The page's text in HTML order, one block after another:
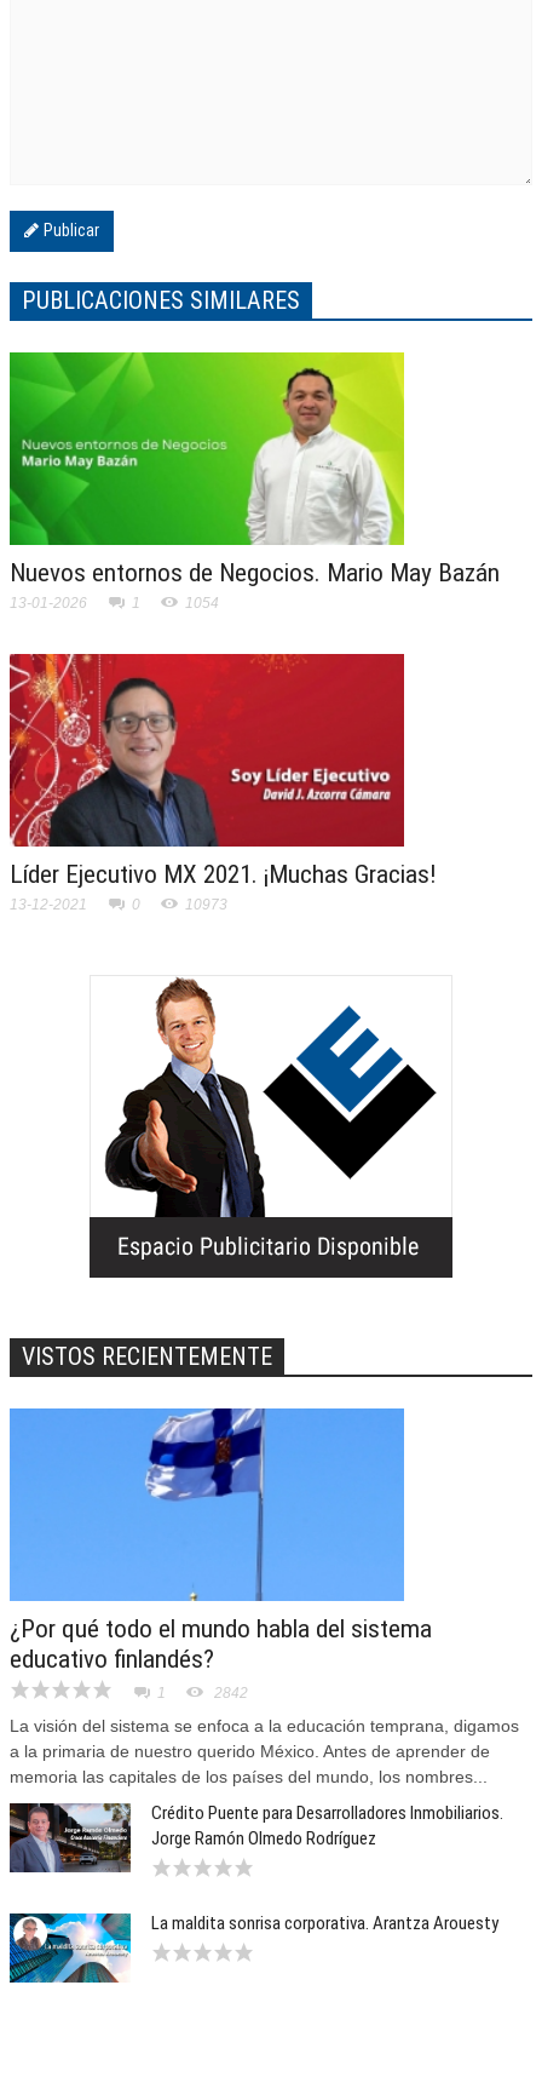
Publicar
PUBLICACIONES SIMILARES
Nuevos entornos de Negocios. Mario May Bazán
13-01-2026 1 1054
Líder Ejecutivo MX 2021. ¡Muchas Gracias!
13-12-2021 0 10973
VISTOS RECIENTEMENTE
¿Por qué todo el mundo habla del sistema
educativo finlandés?
1 2842
La visión del sistema se enfoca a la educación temprana, digamos
a la primaria de nuestro querido México. Antes de aprender de
memoria las capitales de los países del mundo, los nombres...
Crédito Puente para Desarrolladores Inmobiliarios.
Jorge Ramón Olmedo Rodríguez
La maldita sonrisa corporativa. Arantza Arouesty